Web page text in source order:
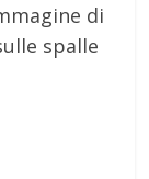
di
spalle